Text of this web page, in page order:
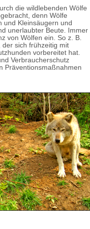
die wildlebenden Wölfe
denn Wölfe
und Kleinsäugern und
unerlaubter Beute. Immer
von Wölfen ein. So z. B.
sich frühzeitig mit
vorbereitet hat.
Verbraucherschutz
Präventionsmaßnahmen